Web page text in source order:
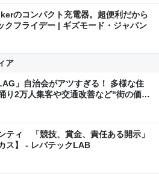
のコンパクト充電器。超便利だから
クフライデー | ギズモード・ジャパン
ア
」自治会がアツすぎる！ 多様な住
り2万人集客や交通改善など“街の価値
ティ 「競技、賞金、責任ある開示」
ス】 - レバテックLAB